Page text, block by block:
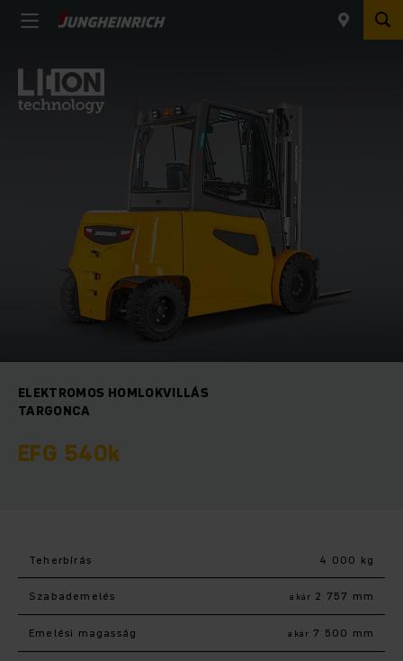
ELEKTROMOS HOMLOKVILLÁS
TARGONCA
EFG 540k
Teherbírás 4 000 kg
Szabademelés akár 2 757 mm
Emelési magasság akár 7 500 mm